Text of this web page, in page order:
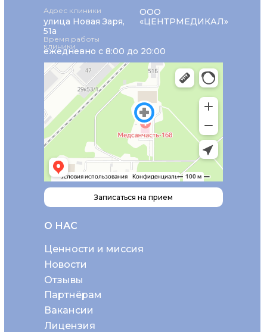
О НАС
Ценности и миссия
Новости
Отзывы
Партнёрам
Вакансии
Лицензия
ежедневно с 8:00 до 20:00
Время работы
клиники
Адрес клиники
улица Новая Заря,
51а
ООО
«ЦЕНТРМЕДИКАЛ»
Записаться на прием